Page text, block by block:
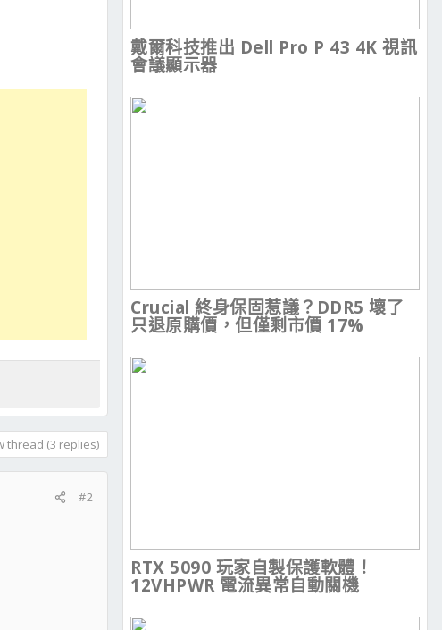
thread (3 replies)
#2
戴爾科技推出 Dell Pro P 43 4K 視訊
會議顯示器
Crucial 終身保固惹議？DDR5 壞了
只退原購價，但僅剩市價 17%
RTX 5090 玩家自製保護軟體！
12VHPWR 電流異常自動關機